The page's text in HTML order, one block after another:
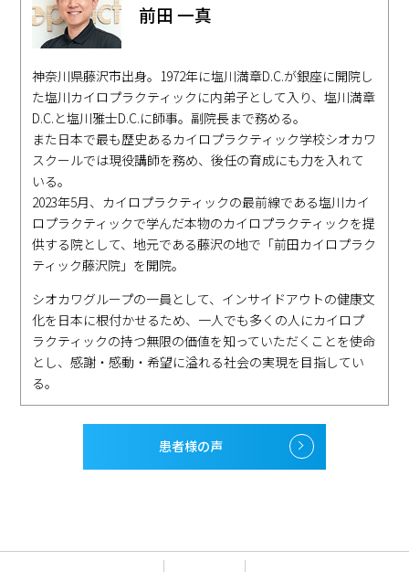
前田 一真
神奈川県藤沢市出身。1972年に塩川満章D.C.が銀座に開院し
た塩川カイロプラクティックに内弟子として入り、塩川満章
D.C.と塩川雅士D.C.に師事。副院長まで務める。
また日本で最も歴史あるカイロプラクティック学校シオカワ
スクールでは現役講師を務め、後任の育成にも力を入れて
いる。
2023年5月、カイロプラクティックの最前線である塩川カイ
ロプラクティックで学んだ本物のカイロプラクティックを提
供する院として、地元である藤沢の地で「前田カイロプラク
ティック藤沢院」を開院。
シオカワグループの一員として、インサイドアウトの健康文
化を日本に根付かせるため、一人でも多くの人にカイロプ
ラクティックの持つ無限の価値を知っていただくことを使命
とし、感謝・感動・希望に溢れる社会の実現を目指してい
る。
患者様の声